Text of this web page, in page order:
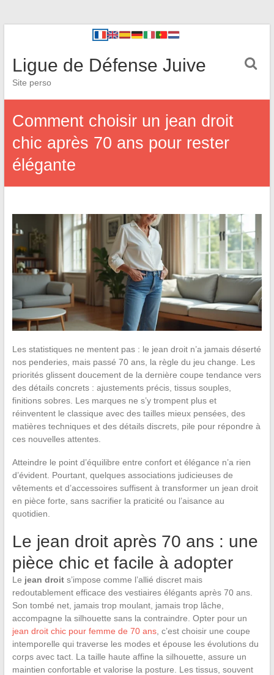
Ligue de Défense Juive
Site perso
Comment choisir un jean droit
chic après 70 ans pour rester
élégante
Les statistiques ne mentent pas : le jean droit n’a jamais déserté
nos penderies, mais passé 70 ans, la règle du jeu change. Les
priorités glissent doucement de la dernière coupe tendance vers
des détails concrets : ajustements précis, tissus souples,
finitions sobres. Les marques ne s’y trompent plus et
réinventent le classique avec des tailles mieux pensées, des
matières techniques et des détails discrets, pile pour répondre à
ces nouvelles attentes.
Atteindre le point d’équilibre entre confort et élégance n’a rien
d’évident. Pourtant, quelques associations judicieuses de
vêtements et d’accessoires suffisent à transformer un jean droit
en pièce forte, sans sacrifier la praticité ou l’aisance au
quotidien.
Le jean droit après 70 ans : une
pièce chic et facile à adopter
Le jean droits’impose comme l’allié discret mais
redoutablement efficace des vestiaires élégants après 70 ans.
Son tombé net, jamais trop moulant, jamais trop lâche,
accompagne la silhouette sans la contraindre. Opter pour un
jean droit chic pour femme de 70 ans, c’est choisir une coupe
intemporelle qui traverse les modes et épouse les évolutions du
corps avec tact. La taille haute affine la silhouette, assure un
maintien confortable et valorise la posture. Les tissus, souvent